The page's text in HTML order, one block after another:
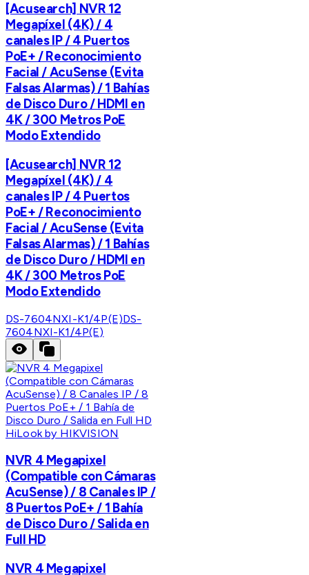
[Acusearch] NVR 12
Megapíxel (4K) / 4
canales IP / 4 Puertos
PoE+ / Reconocimiento
Facial / AcuSense (Evita
Falsas Alarmas) / 1 Bahías
de Disco Duro / HDMI en
4K / 300 Metros PoE
Modo Extendido
[Acusearch] NVR 12
Megapíxel (4K) / 4
canales IP / 4 Puertos
PoE+ / Reconocimiento
Facial / AcuSense (Evita
Falsas Alarmas) / 1 Bahías
de Disco Duro / HDMI en
4K / 300 Metros PoE
Modo Extendido
DS-7604NXI-K1/4P(E)DS-
7604NXI-K1/4P(E)
HiLook by HIKVISION
NVR 4 Megapixel
(Compatible con Cámaras
AcuSense) / 8 Canales IP /
8 Puertos PoE+ / 1 Bahía
de Disco Duro / Salida en
Full HD
NVR 4 Megapixel